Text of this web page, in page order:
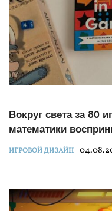
Вокруг света за 80
математики
ИГРОВОЙ ДИЗАЙН